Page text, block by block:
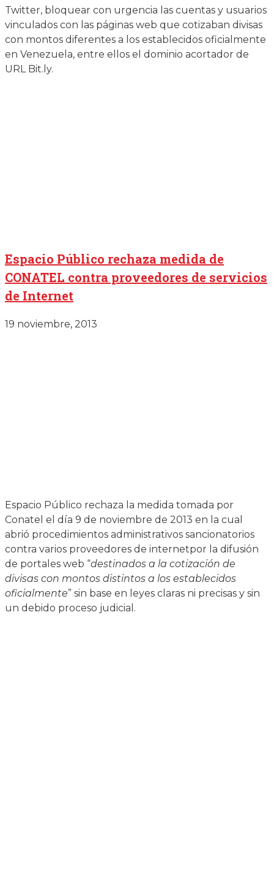
Twitter, bloquear con urgencia las cuentas y usuarios
vinculados con las páginas web que cotizaban divisas
con montos diferentes a los establecidos oficialmente
en Venezuela, entre ellos el dominio acortador de
URL Bit.ly.
Espacio Público rechaza medida de
CONATEL contra proveedores de servicios
de Internet
19 noviembre, 2013
Espacio Público rechaza la medida tomada por
Conatel el día 9 de noviembre de 2013 en la cual
abrió procedimientos administrativos sancionatorios
contra varios proveedores de internetpor la difusión
de portales web “destinados a la cotización de
divisas con montos distintos a los establecidos
oficialmente” sin base en leyes claras ni precisas y sin
un debido proceso judicial.